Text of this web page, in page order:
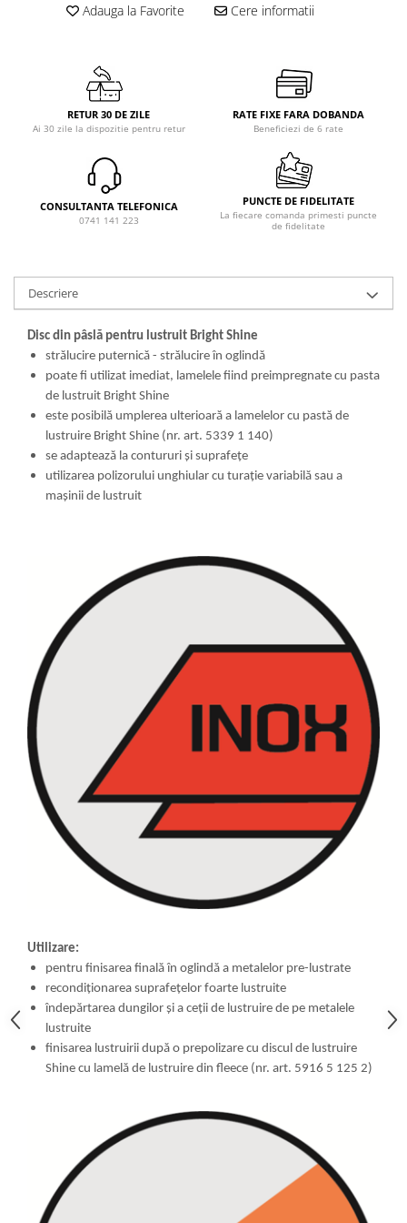
Adauga la Favorite Cere informatii
RETUR 30 DE ZILE
Ai 30 zile la dispozitie pentru retur
RATE FIXE FARA DOBANDA
Beneficiezi de 6 rate
CONSULTANTA TELEFONICA
0741 141 223
PUNCTE DE FIDELITATE
La fiecare comanda primesti puncte
de fidelitate
Descriere
Disc din pâslă pentru lustruit Bright Shine
strălucire puternică - strălucire în oglindă
poate fi utilizat imediat, lamelele fiind preimpregnate cu pasta
de lustruit Bright Shine
este posibilă umplerea ulterioară a lamelelor cu pastă de
lustruire Bright Shine (nr. art. 5339 1 140)
se adaptează la contururi și suprafețe
utilizarea polizorului unghiular cu turaţie variabilă sau a
mașinii de lustruit
Utilizare:
pentru finisarea finală în oglindă a metalelor pre-lustrate
recondiționarea suprafețelor foarte lustruite
îndepărtarea dungilor și a ceții de lustruire de pe metalele
lustruite
finisarea lustruirii după o prepolizare cu discul de lustruire
Shine cu lamelă de lustruire din fleece (nr. art. 5916 5 125 2)